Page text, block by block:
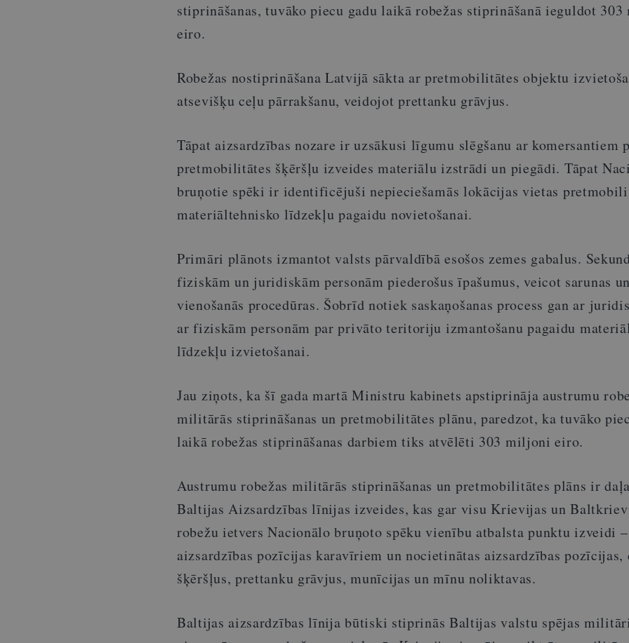
stiprināšanas, tuvāko piecu gadu laikā robežas stiprināšanā ieguldot
eiro.
Robežas nostiprināšana Latvijā sākta ar pretmobilitātes objektu
atsevišķu ceļu pārrakšanu, veidojot prettanku grāvjus.
Tāpat aizsardzības nozare ir uzsākusi līgumu slēgšanu ar komersantiem
pretmobilitātes šķēršļu izveides materiālu izstrādi un piegādi. Tāpat
bruņotie spēki ir identificējuši nepieciešamās lokācijas vietas
materiāltehnisko līdzekļu pagaidu novietošanai.
Primāri plānots izmantot valsts pārvaldībā esošos zemes gabalus.
fiziskām un juridiskām personām piederošus īpašumus, veicot sarunas un
vienošanās procedūras. Šobrīd notiek saskaņošanas process gan ar
ar fiziskām personām par privāto teritoriju izmantošanu pagaidu
līdzekļu izvietošanai.
Jau ziņots, ka šī gada martā Ministru kabinets apstiprināja austrumu
militārās stiprināšanas un pretmobilitātes plānu, paredzot, ka tuvāko
laikā robežas stiprināšanas darbiem tiks atvēlēti 303 miljoni eiro.
Austrumu robežas militārās stiprināšanas un pretmobilitātes plāns ir
Baltijas Aizsardzības līnijas izveides, kas gar visu Krievijas un
robežu ietvers Nacionālo bruņoto spēku vienību atbalsta punktu izveidi –
aizsardzības pozīcijas karavīriem un nocietinātas aizsardzības pozīcijas,
šķēršļus, prettanku grāvjus, munīcijas un mīnu noliktavas.
Baltijas aizsardzības līnija būtiski stiprinās Baltijas valstu spējas